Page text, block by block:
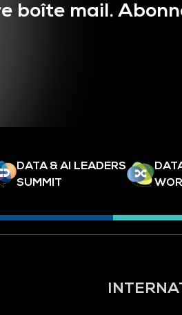
boîte mail.
DATA & AI LEADERS
SUMMIT